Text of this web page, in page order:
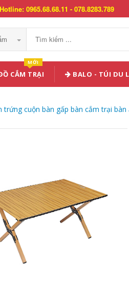
Hotline: 0965.68.68.11 - 078.8283.789
CẮM TRẠI
MỚI
BALO - TÚI DU
cuộn bàn gấp bàn cắm trại